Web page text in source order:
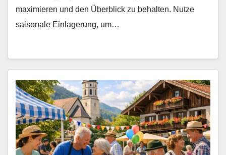
maximieren und den Überblick zu behalten. Nutze
saisonale Einlagerung, um…